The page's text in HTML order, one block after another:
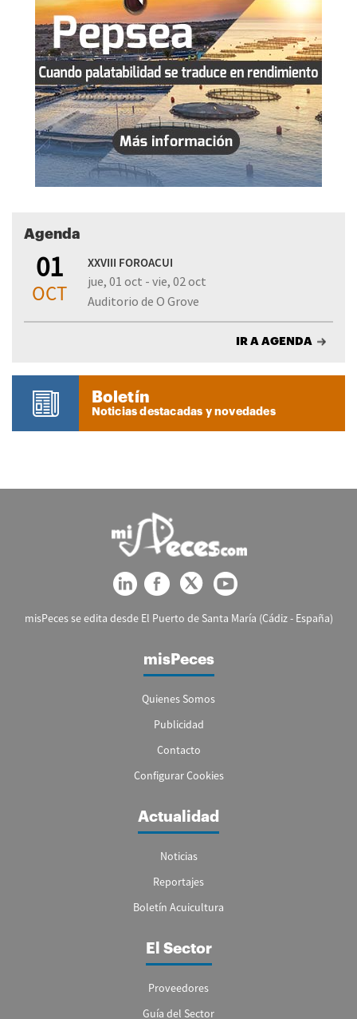
Agenda
01
OCT
XXVIII FOROACUI
jue, 01 oct - vie, 02 oct
Auditorio de O Grove
IR A AGENDA
Boletín
Noticias destacadas y novedades
misPeces se edita desde El Puerto de Santa María (Cádiz - España)
misPeces
Quienes Somos
Publicidad
Contacto
Configurar Cookies
Actualidad
Noticias
Reportajes
Boletín Acuicultura
El Sector
Proveedores
Guía del Sector